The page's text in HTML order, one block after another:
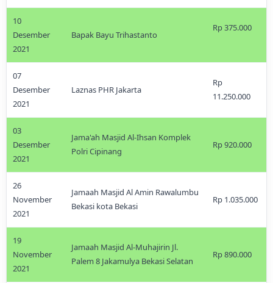
10
Desember
2021
Bapak Bayu Trihastanto
Rp 375.000
07
Desember
2021
Laznas PHR Jakarta
Rp
11.250.000
03
Desember
2021
Jama'ah Masjid Al-Ihsan Komplek
Polri Cipinang
Rp 920.000
26
November
2021
Jamaah Masjid Al Amin Rawalumbu
Bekasi kota Bekasi
Rp 1.035.000
19
November
2021
Jamaah Masjid Al-Muhajirin Jl.
Palem 8 Jakamulya Bekasi Selatan
Rp 890.000